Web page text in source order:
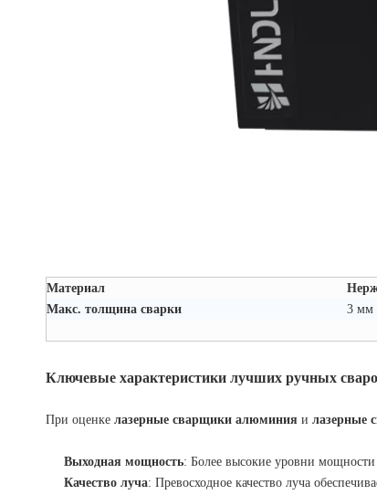
Материал
Макс. толщина сварки
3 мм
Ключевые характеристики лучших ручных
При оценке лазерные сварщики алюминия и лазерные
Выходная мощность: Более высокие уровни
Качество луча: Превосходное качество луча